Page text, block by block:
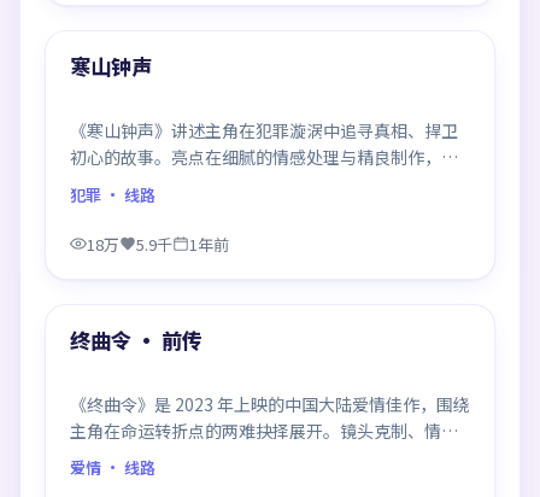
热门
寒山钟声
《寒山钟声》讲述主角在犯罪漩涡中追寻真相、捍卫
初心的故事。亮点在细腻的情感处理与精良制作，感
情戏与动作戏比例平衡，节奏舒服。
犯罪 · 线路
18万 5.9千 1年前
热门
终曲令 · 前传
《终曲令》是 2023 年上映的中国大陆爱情佳作，围绕
主角在命运转折点的两难抉择展开。镜头克制、情感
浓烈，伏笔层层铺陈，结尾出人意料，是同类题材中
口碑回潮的一部。
爱情 · 线路